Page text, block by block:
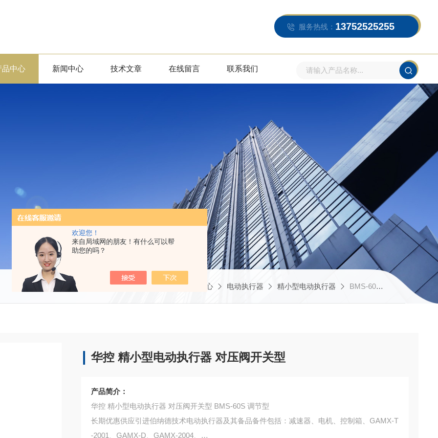
欢迎您！
来自局域网的朋友！有什么可以帮
助您的吗？
服务热线： 13752525255
品中心 新闻中心 技术文章 在线留言 联系我们
当前位置：首页 产品中心 电动执行器 精小型电动执行器 BMS-60S 调节型华控 精小型电动执行器 对压阀开关型
华控 精小型电动执行器 对压阀开关型
产品简介：
华控 精小型电动执行器 对压阀开关型 BMS-60S 调节型
长期优惠供应引进伯纳德技术电动执行器及其备品备件包括：减速器、电机、控制箱、GAMX-T
-2001、GAMX-D、GAMX-2004、